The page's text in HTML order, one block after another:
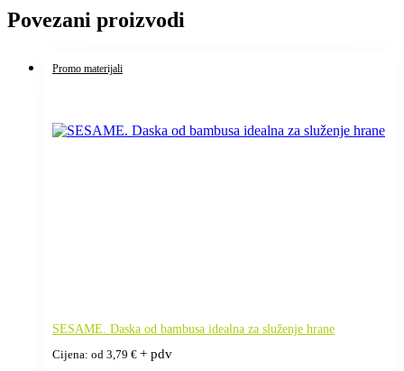
Povezani proizvodi
Promo materijali
SESAME. Daska od bambusa idealna za služenje hrane
Cijena: od 3,79 € + pdv